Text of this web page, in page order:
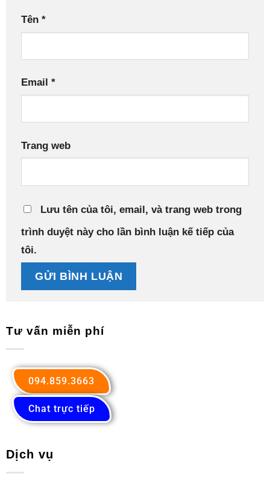
Tên *
Email *
Trang web
Lưu tên của tôi, email, và trang web trong
trình duyệt này cho lần bình luận kế tiếp của
tôi.
Tư vấn miễn phí
094.859.3663
Chat trực tiếp
Dịch vụ